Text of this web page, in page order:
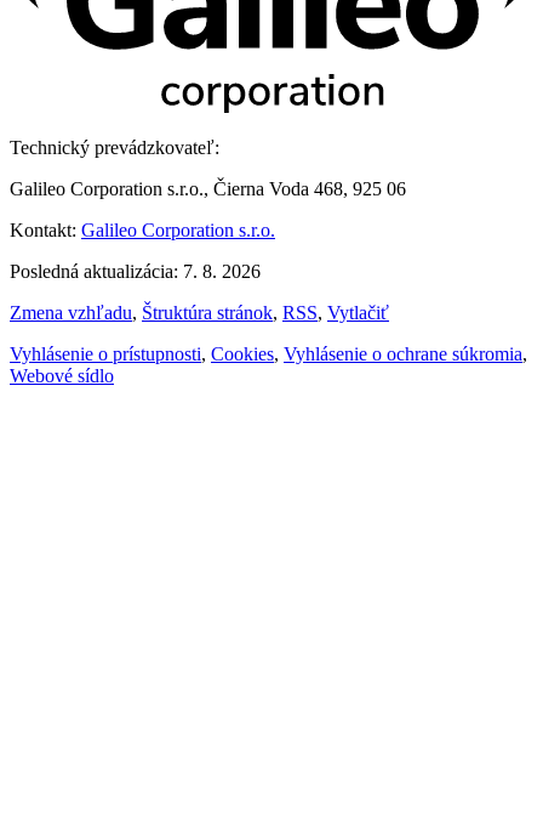
Technický prevádzkovateľ:
Galileo Corporation s.r.o., Čierna Voda 468, 925 06
Kontakt: Galileo Corporation s.r.o.
Posledná aktualizácia: 7. 8. 2026
Zmena vzhľadu, Štruktúra stránok, RSS, Vytlačiť
Vyhlásenie o prístupnosti, Cookies, Vyhlásenie o ochrane súkromia,
Webové sídlo